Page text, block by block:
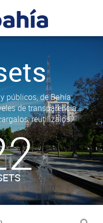
públicos, de Bahía
de transparencia.
reutilizalos.